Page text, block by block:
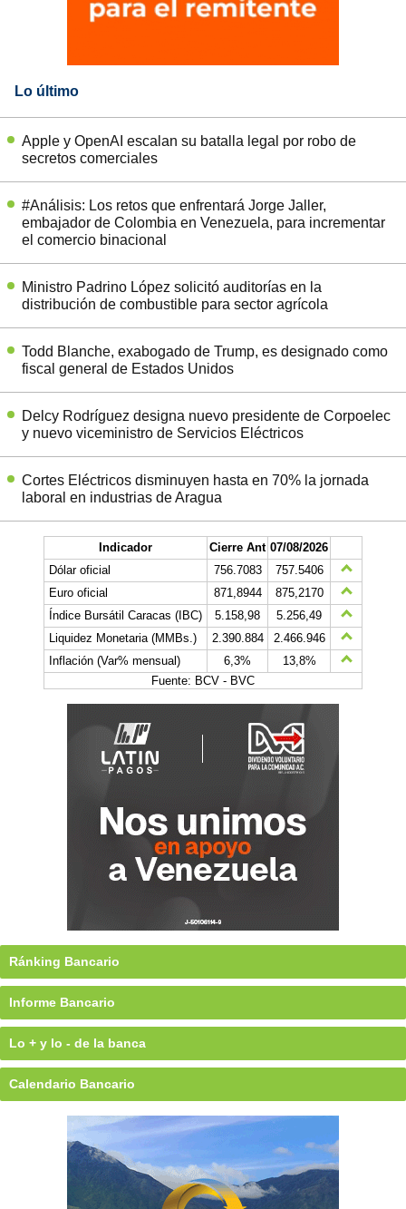
Lo último
Apple y OpenAI escalan su batalla legal por robo de
secretos comerciales
#Análisis: Los retos que enfrentará Jorge Jaller,
embajador de Colombia en Venezuela, para incrementar
el comercio binacional
Ministro Padrino López solicitó auditorías en la
distribución de combustible para sector agrícola
Todd Blanche, exabogado de Trump, es designado como
fiscal general de Estados Unidos
Delcy Rodríguez designa nuevo presidente de Corpoelec
y nuevo viceministro de Servicios Eléctricos
Cortes Eléctricos disminuyen hasta en 70% la jornada
laboral en industrias de Aragua
Indicador Cierre Ant 07/08/2026
Dólar oficial
756.7083
757.5406
Euro oficial
871,8944
875,2170
Índice Bursátil Caracas (IBC)
5.158,98
5.256,49
Liquidez Monetaria (MMBs.)
2.390.884
2.466.946
Inflación (Var% mensual)
6,3%
13,8%
Fuente: BCV - BVC
Ránking Bancario
Informe Bancario
Lo + y lo - de la banca
Calendario Bancario